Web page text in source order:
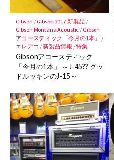
Gibson / Gibson 2017 新製品/
Gibson Montana Acoustic/ Gibson
アコースティック「今月の1本」
/
エレアコ /新製品情報 /特集
Gibsonアコースティック
「今月の1本」 ～J-45?? グッ
ドルッキンのJ-15～